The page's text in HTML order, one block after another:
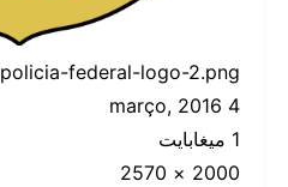
policia-federal-logo-2.png
4 março, 2016
1 ميغابايت
2000 × 2570